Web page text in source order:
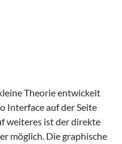
Theorie entwickelt
Interface auf der Seite
weiteres ist der direkte
möglich. Die graphische